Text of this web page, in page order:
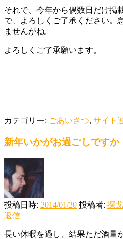
それで、今年から偶数日だけ掲
で、よろしくご了承ください。
ませんがね。
よろしくご了承願います。
カテゴリー: ごあいさつ, サイト
新年いかがお過ごしですか
投稿日時: 2014/01/20 投稿者: 探
返信
長い休暇を過し、結果ただ酒量